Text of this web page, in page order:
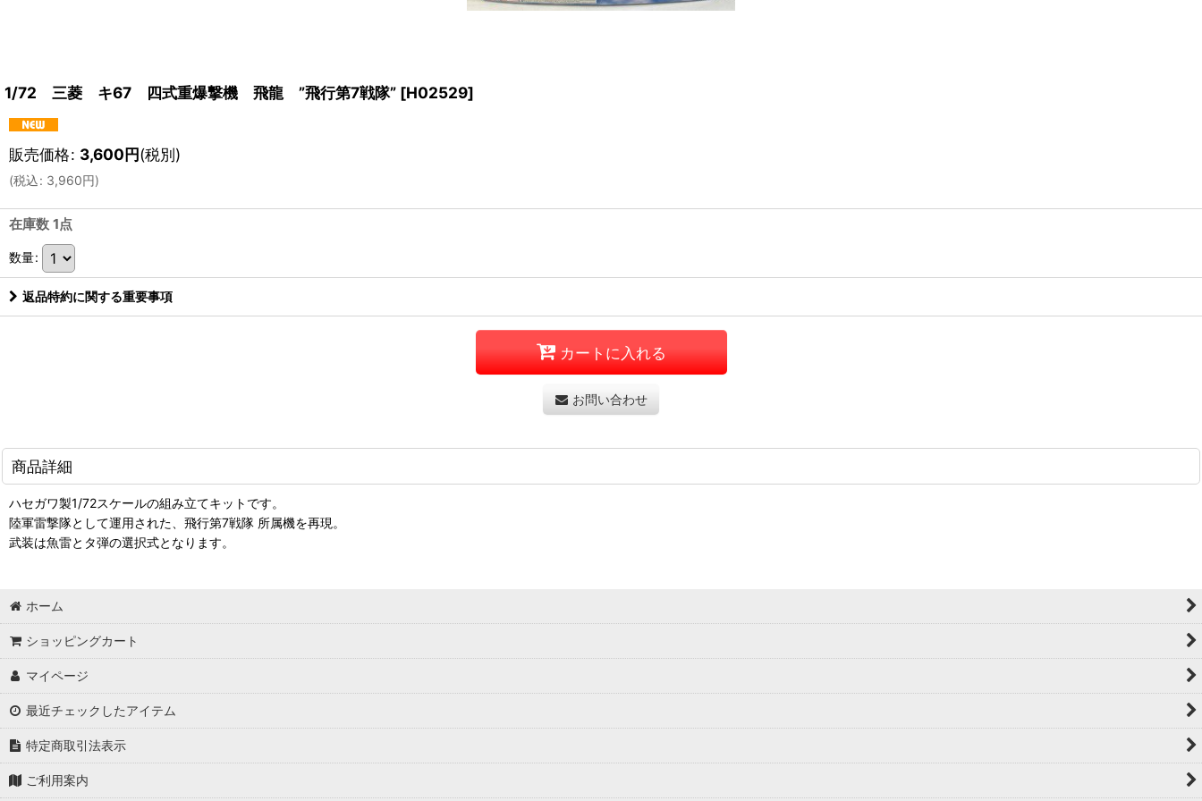
1/72 三菱 キ67 四式重爆撃機 飛龍 ”飛行第7戦隊” [H02529]
販売価格: 3,600円(税別)
(税込: 3,960円)
在庫数 1点
数量:
返品特約に関する重要事項
カートに入れる
お問い合わせ
商品詳細
ハセガワ製1/72スケールの組み立てキットです。
陸軍雷撃隊として運用された、飛行第7戦隊 所属機を再現。
武装は魚雷とタ弾の選択式となります。
ホーム
ショッピングカート
マイページ
最近チェックしたアイテム
特定商取引法表示
ご利用案内